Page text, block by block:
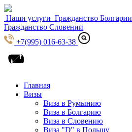
Наши услуги Гражданство Болгарии
Гражданство Словении
+7(995) 016-63-38
Главная
Визы
Виза в Румынию
Виза в Болгарию
Виза в Словению
Виза "D" в Польшу